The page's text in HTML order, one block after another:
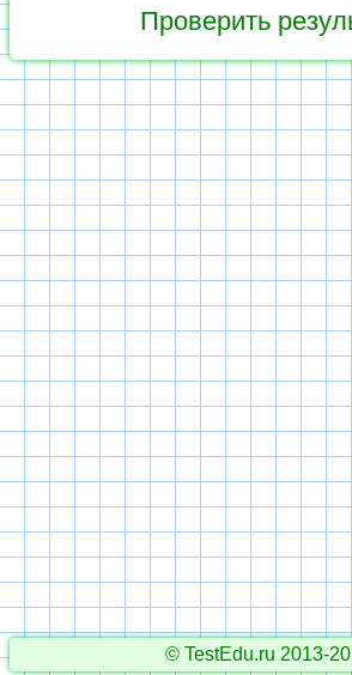
© TestEdu.ru 2013-